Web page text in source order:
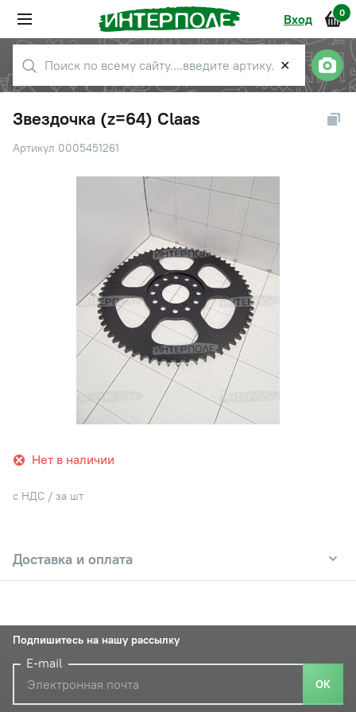
Вход 0
✕
Звездочка (z=64) Claas
Артикул 0005451261
Нет в наличии
с НДС / за шт
Доставка и оплата
Подпишитесь на нашу рассылку
E-mail
ОК